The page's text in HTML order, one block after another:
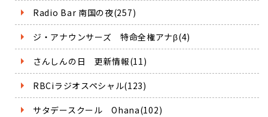
Radio Bar 南国の夜(257)
ジ・アナウンサーズ 特命全権アナβ(4)
さんしんの日 更新情報(11)
RBCiラジオスペシャル(123)
サタデースクール Ohana(102)